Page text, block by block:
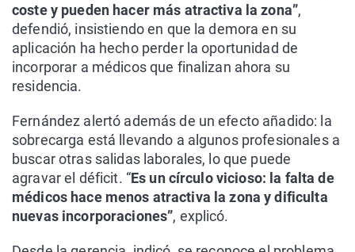
coste y pueden hacer más atractiva la zona”,
defendió, insistiendo en que la demora en su
aplicación ha hecho perder la oportunidad de
incorporar a médicos que finalizan ahora su
residencia.
Fernández alertó además de un efecto añadido: la
sobrecarga está llevando a algunos profesionales a
buscar otras salidas laborales, lo que puede
agravar el déficit. “Es un círculo vicioso: la falta de
médicos hace menos atractiva la zona y dificulta
nuevas incorporaciones”, explicó.